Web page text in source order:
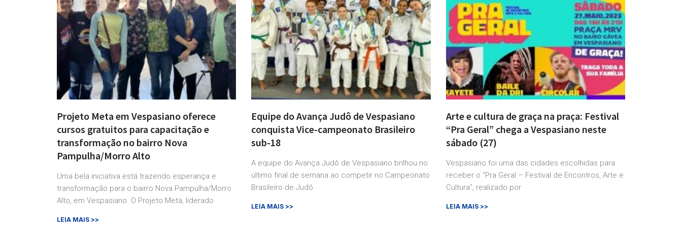
Projeto Meta em Vespasiano oferece
cursos gratuitos para capacitação e
transformação no bairro Nova
Pampulha/Morro Alto
Uma bela iniciativa está trazendo esperança e
transformação para o bairro Nova Pampulha/Morro
Alto, em Vespasiano. O Projeto Meta, liderado
LEIA MAIS >>
Equipe do Avança Judô de Vespasiano
conquista Vice-campeonato Brasileiro
sub-18
A equipe do Avança Judô de Vespasiano brilhou no
último final de semana ao competir no Campeonato
Brasileiro de Judô
LEIA MAIS >>
Arte e cultura de graça na praça: Festival
“Pra Geral” chega a Vespasiano neste
sábado (27)
Vespasiano foi uma das cidades escolhidas para
receber o “Pra Geral – Festival de Encontros, Arte e
Cultura”, realizado por
LEIA MAIS >>